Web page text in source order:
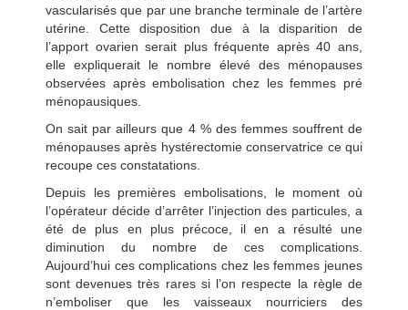
vascularisés que par une branche terminale de l’artère
utérine. Cette disposition due à la disparition de
l’apport ovarien serait plus fréquente après 40 ans,
elle expliquerait le nombre élevé des ménopauses
observées après embolisation chez les femmes pré
ménopausiques.
On sait par ailleurs que 4 % des femmes souffrent de
ménopauses après hystérectomie conservatrice ce qui
recoupe ces constatations.
Depuis les premières embolisations, le moment où
l’opérateur décide d’arrêter l’injection des particules, a
été de plus en plus précoce, il en a résulté une
diminution du nombre de ces complications.
Aujourd’hui ces complications chez les femmes jeunes
sont devenues très rares si l’on respecte la règle de
n’emboliser que les vaisseaux nourriciers des